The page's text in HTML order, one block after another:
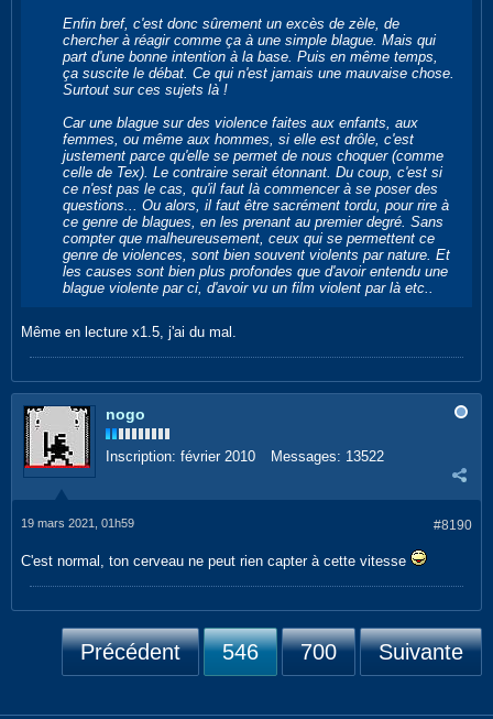
Enfin bref, c'est donc sûrement un excès de zèle, de
chercher à réagir comme ça à une simple blague. Mais qui
part d'une bonne intention à la base. Puis en même temps,
ça suscite le débat. Ce qui n'est jamais une mauvaise chose.
Surtout sur ces sujets là !
Car une blague sur des violence faites aux enfants, aux
femmes, ou même aux hommes, si elle est drôle, c'est
justement parce qu'elle se permet de nous choquer (comme
celle de Tex). Le contraire serait étonnant. Du coup, c'est si
ce n'est pas le cas, qu'il faut là commencer à se poser des
questions... Ou alors, il faut être sacrément tordu, pour rire à
ce genre de blagues, en les prenant au premier degré. Sans
compter que malheureusement, ceux qui se permettent ce
genre de violences, sont bien souvent violents par nature. Et
les causes sont bien plus profondes que d'avoir entendu une
blague violente par ci, d'avoir vu un film violent par là etc..
Même en lecture x1.5, j'ai du mal.
nogo
Inscription: février 2010 Messages: 13522
#8190
19 mars 2021, 01h59
C'est normal, ton cerveau ne peut rien capter à cette vitesse
Précédent 546 700 Suivante